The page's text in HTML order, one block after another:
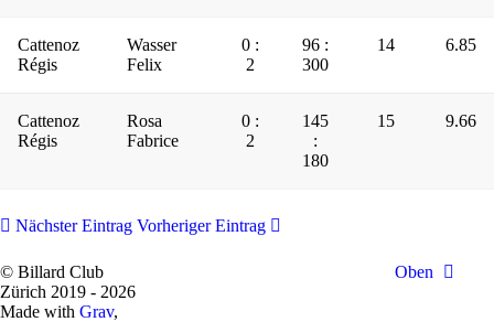
Cattenoz
Régis
Wasser
Felix
0 :
2
96 :
300
14 6.85
Cattenoz
Régis
Rosa
Fabrice
0 :
2
145
:
180
15 9.66
Nächster Eintrag Vorheriger Eintrag
© Billard Club
Zürich 2019 - 2026
Made with Grav,
Oben